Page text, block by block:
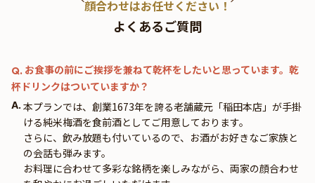
顔合わせはお任せください！
よくあるご質問
Q. お食事の前にご挨拶を兼ねて乾杯をしたいと思っています。乾
杯ドリンクはついていますか？
A. 本プランでは、創業1673年を誇る老舗蔵元「稲田本店」が手掛
ける純米梅酒を食前酒としてご用意しております。
さらに、飲み放題も付いているので、お酒がお好きなご家族と
の会話も弾みます。
お料理に合わせて多彩な銘柄を楽しみながら、両家の顔合わせ